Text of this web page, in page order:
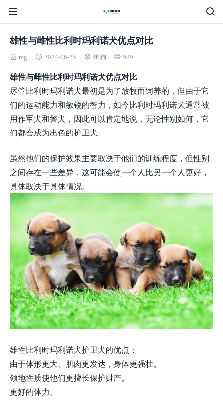
雄性与雌性比利时玛利诺犬优点对比
mg 2024-06-25 狗狗 989
雄性与雌性比利时玛利诺犬优点对比
尽管比利时玛利诺犬最初是为了放牧而饲养的，但由于它
们的运动能力和敏锐的智力，如今比利时玛利诺犬通常被
用作军犬和警犬，因此可以肯定地说，无论性别如何，它
们都会成为出色的护卫犬。
虽然他们的保护效果主要取决于他们的训练程度，但性别
之间存在一些差异，这可能会使一个人比另一个人更好，
具体取决于具体情况。
雄性比利时玛利诺犬护卫犬的优点：
由于体形更大、肌肉更发达，身体更强壮。
领地性质使他们更擅长保护财产。
更好的体力。